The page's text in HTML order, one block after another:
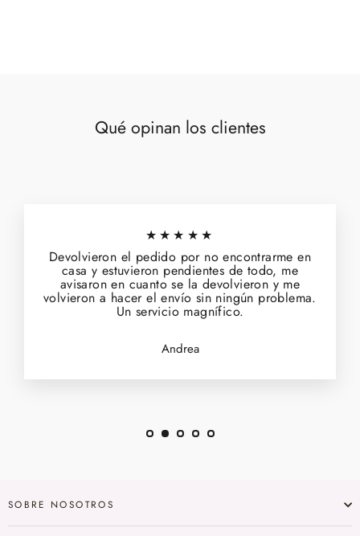
Qué opinan los clientes
★★★★★
Devolvieron el pedido por no encontrarme en
casa y estuvieron pendientes de todo, me
avisaron en cuanto se la devolvieron y me
volvieron a hacer el envío sin ningún problema.
Un servicio magnífico.
Andrea
SOBRE NOSOTROS